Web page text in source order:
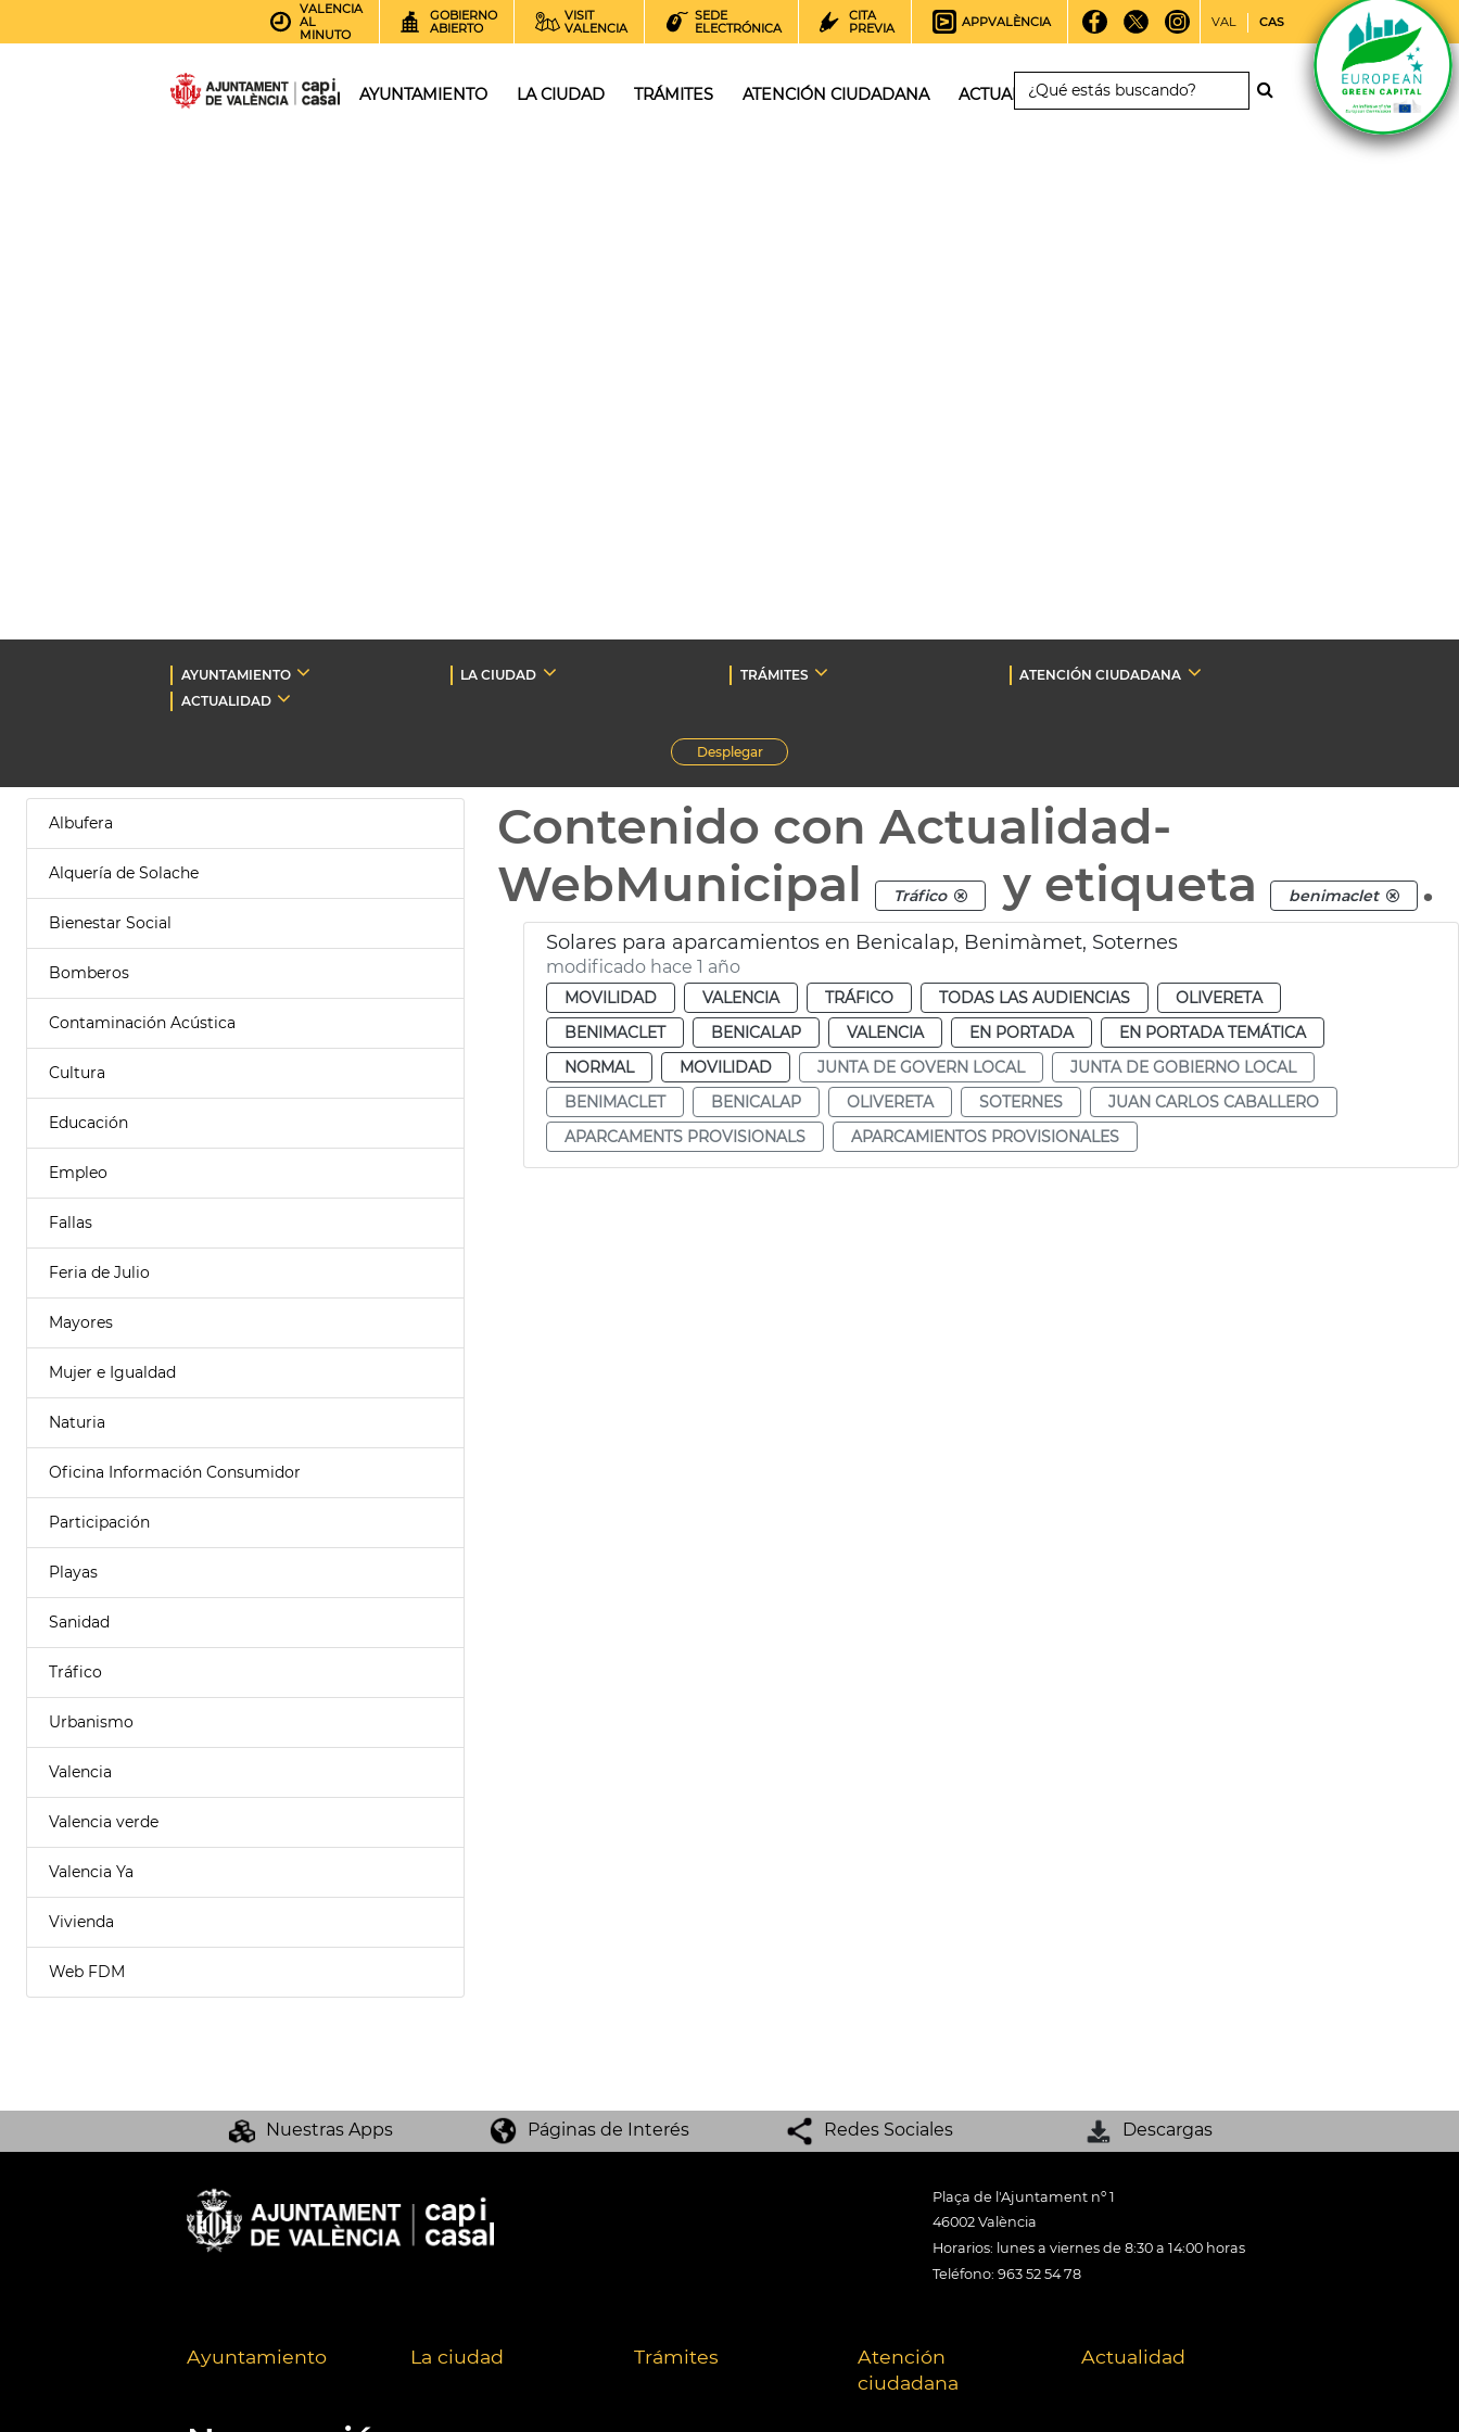
VALENCIA
AL
MINUTO
GOBIERNO
ABIERTO
VISIT
VALENCIA
SEDE
ELECTRÓNICA
CITA
PREVIA
APPVALÈNCIA VAL CAS
AYUNTAMIENTO LA CIUDAD TRÁMITES ATENCIÓN CIUDADANA ACTUALIDAD
AYUNTAMIENTO LA CIUDAD TRÁMITES
ATENCIÓN CIUDADANA
ACTUALIDAD
Desplegar
Albufera
Alquería de Solache
Bienestar Social
Bomberos
Contaminación Acústica
Cultura
Educación
Empleo
Fallas
Feria de Julio
Mayores
Mujer e Igualdad
Naturia
Oficina Información Consumidor
Participación
Playas
Sanidad
Tráfico
Urbanismo
Valencia
Valencia verde
Valencia Ya
Vivienda
Web FDM
Contenido con Actualidad-
WebMunicipal
Tráfico y etiqueta benimaclet .
Solares para aparcamientos en Benicalap, Benimàmet, Soternes
modificado hace 1 año
MOVILIDAD VALENCIA TRÁFICO TODAS LAS AUDIENCIAS
OLIVERETA
BENIMACLET
BENICALAP VALENCIA EN PORTADA
EN PORTADA TEMÁTICA
NORMAL
MOVILIDAD JUNTA DE GOVERN LOCAL
JUNTA DE GOBIERNO LOCAL
BENIMACLET
BENICALAP OLIVERETA SOTERNES
JUAN CARLOS CABALLERO
APARCAMENTS PROVISIONALS
APARCAMIENTOS PROVISIONALES
Nuestras Apps Páginas de Interés Redes Sociales Descargas
Plaça de l'Ajuntament nº 1
46002 València
Horarios: lunes a viernes de 8:30 a 14:00 horas
Teléfono: 963 52 54 78
Ayuntamiento La ciudad Trámites
Atención
ciudadana
Actualidad